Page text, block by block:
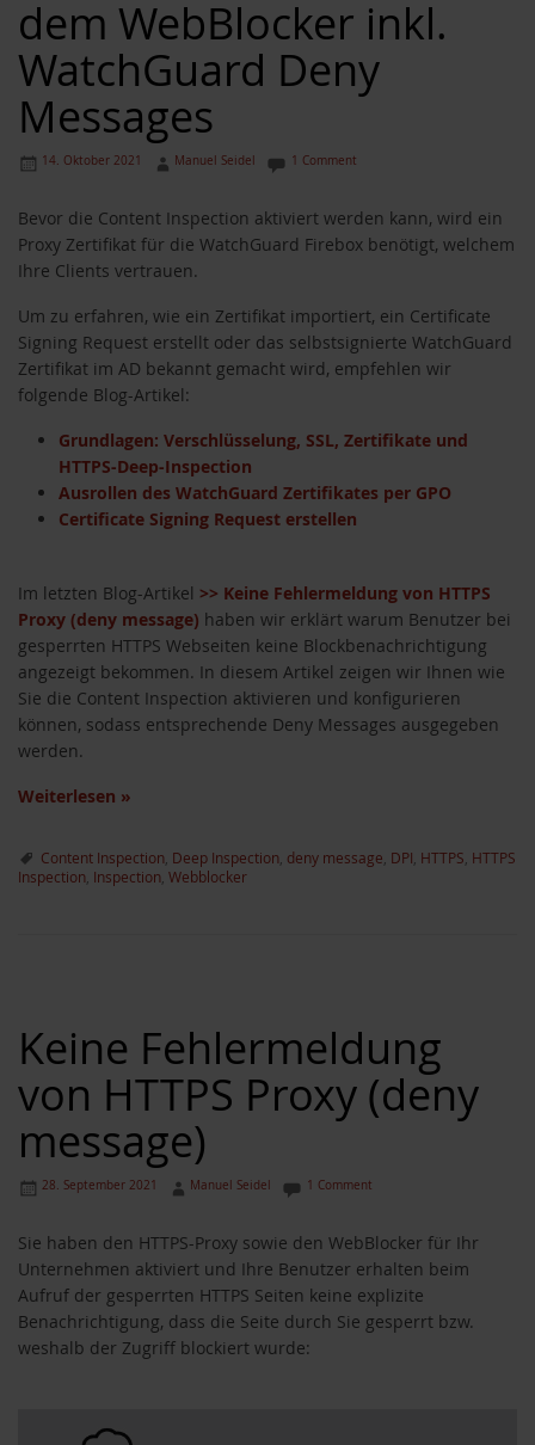
dem WebBlocker inkl.
WatchGuard Deny
Messages
14. Oktober 2021 Manuel Seidel 1 Comment
Bevor die Content Inspection aktiviert werden kann, wird ein
Proxy Zertifikat für die WatchGuard Firebox benötigt, welchem
Ihre Clients vertrauen.
Um zu erfahren, wie ein Zertifikat importiert, ein Certificate
Signing Request erstellt oder das selbstsignierte WatchGuard
Zertifikat im AD bekannt gemacht wird, empfehlen wir
folgende Blog-Artikel:
Grundlagen: Verschlüsselung, SSL, Zertifikate und
HTTPS-Deep-Inspection
Ausrollen des WatchGuard Zertifikates per GPO
Certificate Signing Request erstellen
Im letzten Blog-Artikel >> Keine Fehlermeldung von HTTPS
Proxy (deny message) haben wir erklärt warum Benutzer bei
gesperrten HTTPS Webseiten keine Blockbenachrichtigung
angezeigt bekommen. In diesem Artikel zeigen wir Ihnen wie
Sie die Content Inspection aktivieren und konfigurieren
können, sodass entsprechende Deny Messages ausgegeben
werden.
Weiterlesen »
Content Inspection Deep Inspection deny message DPI HTTPS HTTPS
Inspection Inspection Webblocker
Keine Fehlermeldung
von HTTPS Proxy (deny
message)
28. September 2021 Manuel Seidel 1 Comment
Sie haben den HTTPS-Proxy sowie den WebBlocker für Ihr
Unternehmen aktiviert und Ihre Benutzer erhalten beim
Aufruf der gesperrten HTTPS Seiten keine explizite
Benachrichtigung, dass die Seite durch Sie gesperrt bzw.
weshalb der Zugriff blockiert wurde: